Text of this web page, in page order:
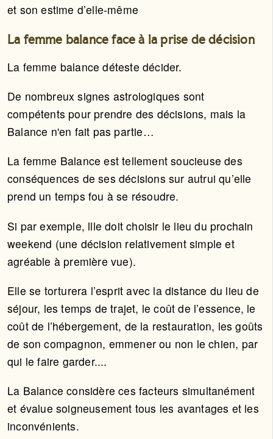
et son estime d’elle-même
La femme balance face à la prise de décision
La femme balance déteste décider.
De nombreux signes astrologiques sont
compétents pour prendre des décisions, mais la
Balance n'en fait pas partie…
La femme Balance est tellement soucieuse des
conséquences de ses décisions sur autrui qu’elle
prend un temps fou à se résoudre.
Si par exemple, llle doit choisir le lieu du prochain
weekend (une décision relativement simple et
agréable à première vue).
Elle se torturera l’esprit avec la distance du lieu de
séjour, les temps de trajet, le coût de l’essence, le
coût de l’hébergement, de la restauration, les goûts
de son compagnon, emmener ou non le chien, par
qui le faire garder....
La Balance considère ces facteurs simultanément
et évalue soigneusement tous les avantages et les
inconvénients.